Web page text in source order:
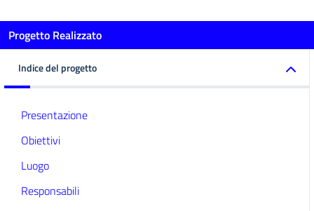
Progetto Realizzato
Indice del progetto
Presentazione
Obiettivi
Luogo
Responsabili